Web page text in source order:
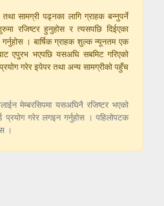
सामग्री पढ्नका लागि ग्राहक बन्नुपर्ने
रजिष्टर हुनुहोस र त्यसपछि दिईएका
। बार्षिक ग्राहक शुल्क न्यूनतम एक
एपु्रभ भएपछि यसअघि सबमिट गरिएको
गरेर इपेपर तथा अन्य सामग्रीको पहुँच
मेम्बरसिपमा यसअघिनै रजिष्टर भएको
प्रयोग गरेर लगइन गर्नुहोस । पहिलोपटक
।